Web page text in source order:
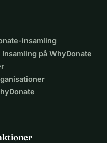
insamling
Insamling på WhyDonate